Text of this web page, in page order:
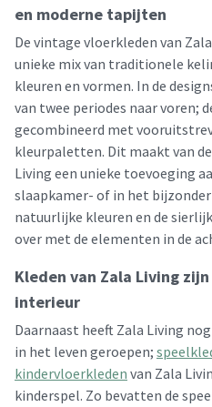
en moderne tapijten
De vintage vloerkleden van
unieke mix van traditionele
kleuren en vormen. In de
van twee periodes naar voren;
gecombineerd met
kleurpaletten. Dit maakt van
Living een unieke toevoeging
slaapkamer- of in het bijzonder
natuurlijke kleuren en de
over met de elementen in de
Kleden van Zala Living
interieur
Daarnaast heeft Zala Living
in het leven geroepen;
kindervloerkleden van Zala
kinderspel. Zo bevatten de